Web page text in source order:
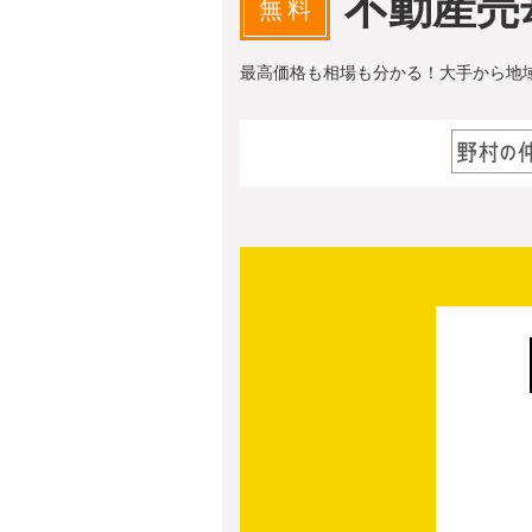
無料
最高価格も相場も分かる！大手から地